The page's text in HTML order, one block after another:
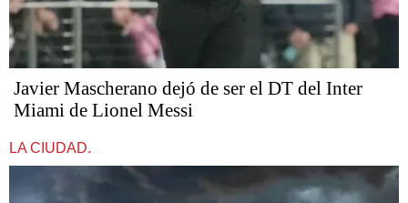
Javier Mascherano dejó de ser el DT del Inter
Miami de Lionel Messi
LA CIUDAD.